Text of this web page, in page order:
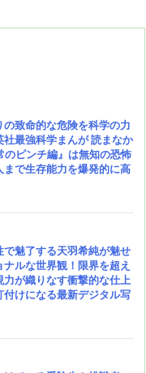
致命的な危険を科学の力
最強科学まんが 読まなか
のピンチ編』は無知の恐怖
で生存能力を爆発的に高
魅了する天羽希純が魅せ
ルな世界観！限界を超え
が織りなす衝撃的な仕上
けになる最新デジタル写